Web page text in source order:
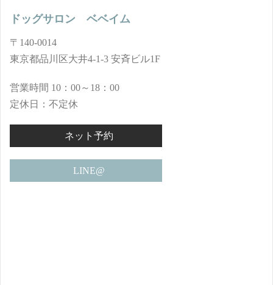
ドッグサロン ベベイム
〒140-0014
東京都品川区大井4-1-3 安斉ビル1F
営業時間 10：00～18：00
定休日：不定休
ネット予約
LINE@